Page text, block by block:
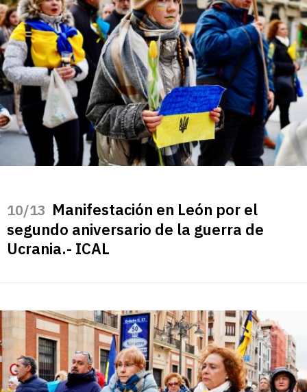
/13 Manifestación en León por el
segundo aniversario de la guerra de
Ucrania.- ICAL